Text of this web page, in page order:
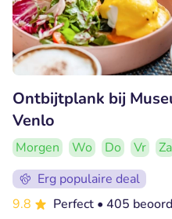
Ontbijtplank bij
Venlo
Morgen Wo Do Vr Za
Erg populaire deal
9.8
Perfect • 405